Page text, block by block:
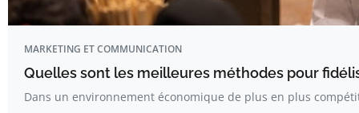
MARKETING ET COMMUNICATION
Quelles sont les meilleures méthodes pour
Dans un environnement économique de plus en plus